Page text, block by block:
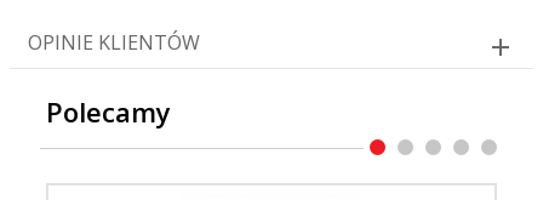
OPINIE KLIENTÓW
Polecamy